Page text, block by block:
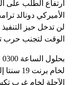
ارتفاع الطلب على
الأميركي دونالد
لن تدخل حيز
الوقت لتجنب حرب